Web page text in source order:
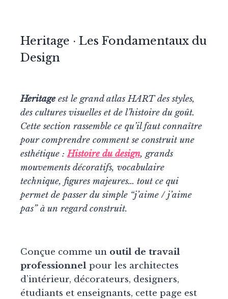
Heritage · Les Fondamentaux du
Design
Heritageest le grand atlas HART des styles,
des cultures visuelles et de l’histoire du goût.
Cette section rassemble ce qu’il faut connaître
pour comprendre comment se construit une
esthétique :Histoire du design, grands
mouvements décoratifs, vocabulaire
technique, figures majeures… tout ce qui
permet de passer du simple “j’aime / j’aime
pas” à un regard construit.
Conçue comme un outil de travail
professionnel pour les architectes
d’intérieur, décorateurs, designers,
étudiants et enseignants, cette page est